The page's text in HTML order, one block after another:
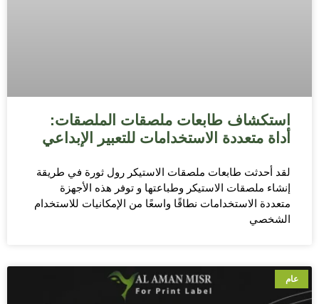
استكشاف طابعات ملصقات الملصقات:
أداة متعددة الاستخدامات للتعبير الإبداعي
لقد أحدثت طابعات ملصقات الاستيكر رول ثورة في طريقة
إنشاء ملصقات الاستيكر وطباعتها و توفر هذه الأجهزة
متعددة الاستخدامات نطاقًا واسعًا من الإمكانيات للاستخدام
الشخصي
عام